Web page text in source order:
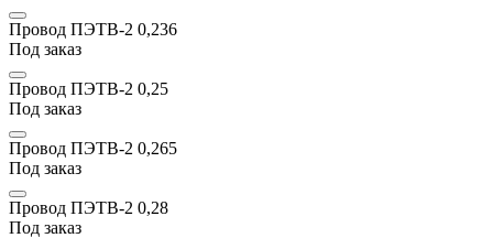
Провод ПЭТВ-2 0,236
Под заказ
Провод ПЭТВ-2 0,25
Под заказ
Провод ПЭТВ-2 0,265
Под заказ
Провод ПЭТВ-2 0,28
Под заказ